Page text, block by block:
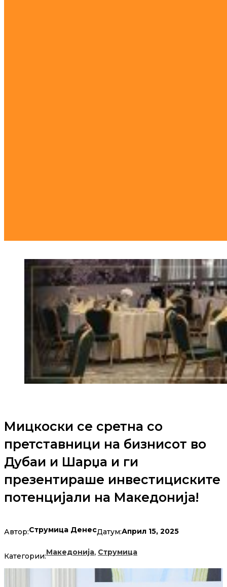
Мицкоски се сретна со
претставници на бизнисот во
Дубаи и Шарџa и ги
презентираше инвестициските
потенцијали на Македонија!
Автор:Струмица ДенесДатум:Април 15, 2025
Категории:Македонија, Струмица